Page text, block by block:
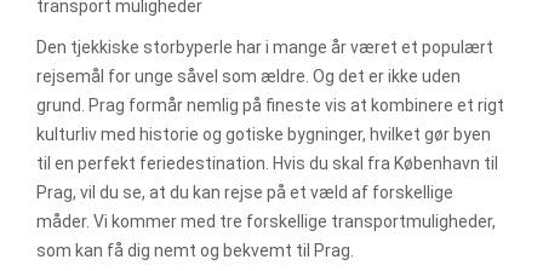
transport muligheder
Den tjekkiske storbyperle har i mange år været et populært
rejsemål for unge såvel som ældre. Og det er ikke uden
grund. Prag formår nemlig på fineste vis at kombinere et rigt
kulturliv med historie og gotiske bygninger, hvilket gør byen
til en perfekt feriedestination. Hvis du skal fra København til
Prag, vil du se, at du kan rejse på et væld af forskellige
måder. Vi kommer med tre forskellige transportmuligheder,
som kan få dig nemt og bekvemt til Prag.